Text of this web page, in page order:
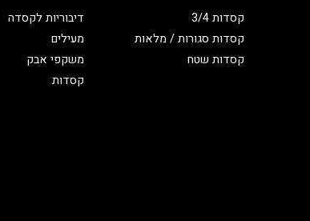
קסדות 3/4
קסדות סגורות / מלאות
קסדות שטח
דיבוריות לקסדה
מעילים
משקפי אבק
קסדות